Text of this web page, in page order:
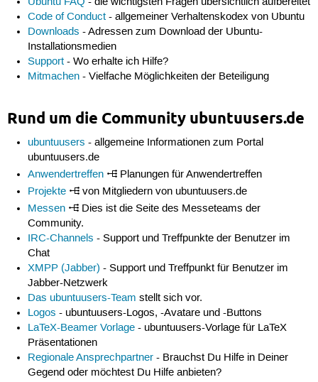
Code of Conduct - allgemeiner Verhaltenskodex von Ubuntu
Downloads - Adressen zum Download der Ubuntu-
Installationsmedien
Support - Wo erhalte ich Hilfe?
Mitmachen - Vielfache Möglichkeiten der Beteiligung
Rund um die Community ubuntuusers.de
ubuntuusers - allgemeine Informationen zum Portal
ubuntuusers.de
Anwendertreffen
Planungen für Anwendertreffen
Projekte
von Mitgliedern von ubuntuusers.de
Messen
Dies ist die Seite des Messeteams der
Community.
IRC-Channels - Support und Treffpunkte der Benutzer im
Chat
XMPP (Jabber) - Support und Treffpunkt für Benutzer im
Jabber-Netzwerk
Das ubuntuusers-Team stellt sich vor.
Logos - ubuntuusers-Logos, -Avatare und -Buttons
LaTeX-Beamer Vorlage - ubuntuusers-Vorlage für LaTeX
Präsentationen
Regionale Ansprechpartner - Brauchst Du Hilfe in Deiner
Gegend oder möchtest Du Hilfe anbieten?